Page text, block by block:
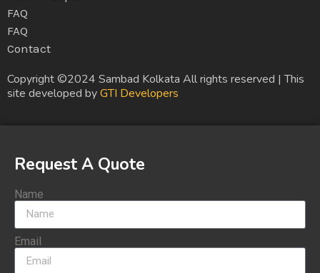
FAQ
FAQ
Contact
Copyright ©2024 Sambad Kolkata All rights reserved | This
site developed byGTI Developers
Request A Quote
Name
Email